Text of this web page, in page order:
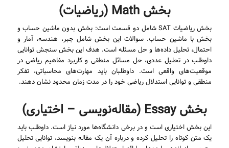
بخش Math (ریاضیات)
بخش ریاضیات SAT شامل دو قسمت است: بخش بدون ماشین حساب و
بخش با ماشین حساب. سوالات این بخش شامل جبر، هندسه، آمار و
احتمال، تحلیل داده‌ها و حل مسئله است. هدف این بخش سنجش توانایی
داوطلب در تحلیل عددی، حل مسائل منطقی و کاربرد مفاهیم ریاضی در
موقعیت‌های واقعی است. داوطلبان باید مهارت‌های محاسباتی، تفکر
منطقی و توانایی استدلال ریاضی خود را در مدت زمان محدود نشان دهند.
بخش Essay (مقاله‌نویسی – اختیاری)
این بخش اختیاری است و در برخی دانشگاه‌ها مورد نیاز است. داوطلب باید
یک متن کوتاه را تحلیل کرده و درباره آن یک مقاله بنویسد، توانایی تحلیل